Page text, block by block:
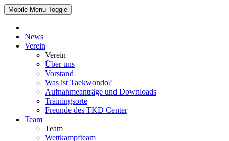
Mobile Menu Toggle
News
Verein
Verein
Über uns
Vorstand
Was ist Taekwondo?
Aufnahmeanträge und Downloads
Trainingsorte
Freunde des TKD Center
Team
Team
Wettkampfteam